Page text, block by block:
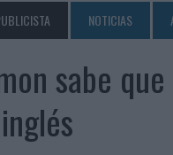
2026 | EL USO DE LA IA
SYSTEM1 NOMBRA A
2026 |
FRIGO Y UNIQLO LANZAN
2026
LA IA ESTÁ SUBIENDO EL
NOTICIAS
sabe